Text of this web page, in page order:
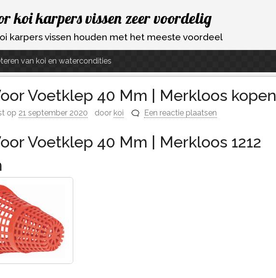
koi karpers vissen zeer voordelig
karpers vissen houden met het meeste voordeel
van koi en watercondities
Voetklep 40 Mm | Merkloos kopen
op 21 september 2020 door koi Een reactie plaatsen
Voetklep 40 Mm | Merkloos 1212